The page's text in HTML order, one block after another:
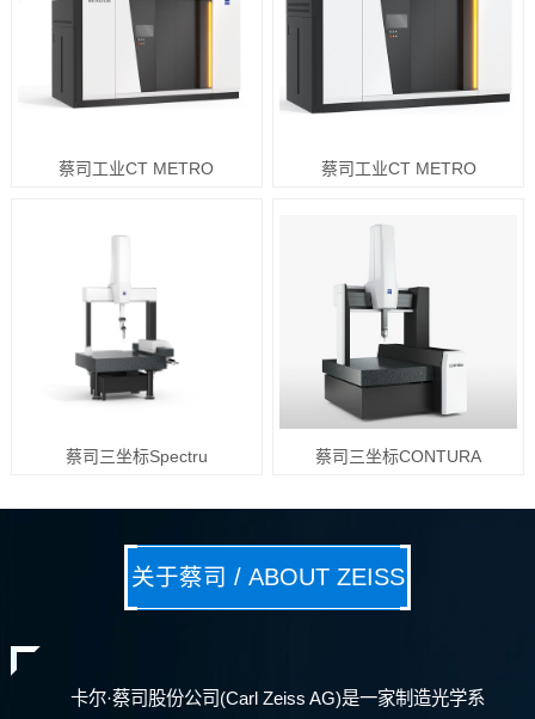
蔡司工业CT METRO 蔡司工业CT METRO
蔡司三坐标Spectru 蔡司三坐标CONTURA
关于蔡司 / ABOUT ZEISS
卡尔·蔡司股份公司(Carl Zeiss AG)是一家制造光学系